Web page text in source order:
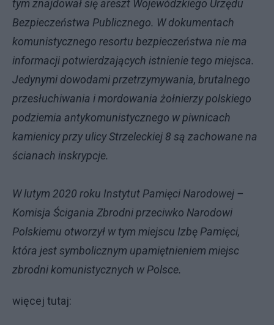
tym znajdował się areszt Wojewódzkiego Urzędu
Bezpieczeństwa Publicznego. W dokumentach
komunistycznego resortu bezpieczeństwa nie ma
informacji potwierdzających istnienie tego miejsca.
Jedynymi dowodami przetrzymywania, brutalnego
przesłuchiwania i mordowania żołnierzy polskiego
podziemia antykomunistycznego w piwnicach
kamienicy przy ulicy Strzeleckiej 8 są zachowane na
ścianach inskrypcje.
W lutym 2020 roku Instytut Pamięci Narodowej –
Komisja Ścigania Zbrodni przeciwko Narodowi
Polskiemu otworzył w tym miejscu Izbę Pamięci,
która jest symbolicznym upamiętnieniem miejsc
zbrodni komunistycznych w Polsce.
więcej tutaj: